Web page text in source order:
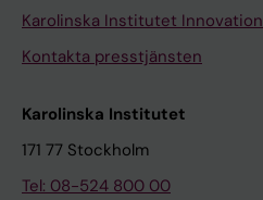
Karolinska Institutet Innovation
Kontakta presstjänsten
Karolinska Institutet
171 77 Stockholm
Tel: 08-524 800 00